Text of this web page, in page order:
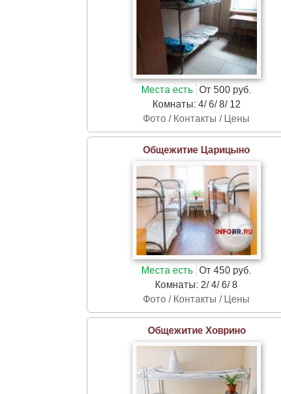
Места есть От 500 руб.
Комнаты: 4/ 6/ 8/ 12
Фото / Контакты / Цены
Общежитие Царицыно
Места есть От 450 руб.
Комнаты: 2/ 4/ 6/ 8
Фото / Контакты / Цены
Общежитие Ховрино